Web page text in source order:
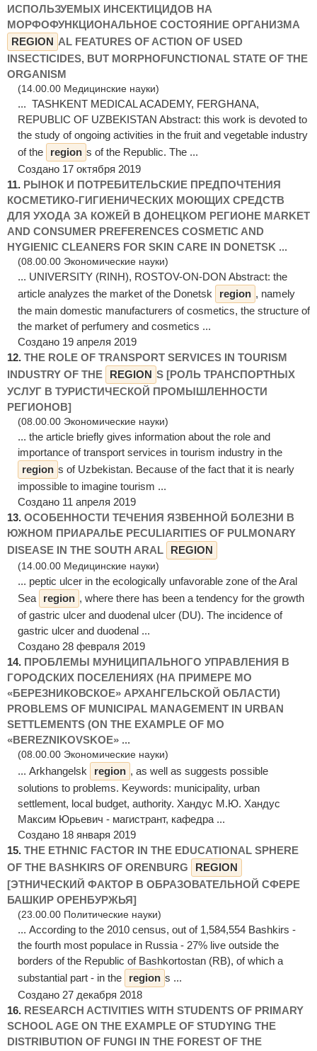
ИСПОЛЬЗУЕМЫХ ИНСЕКТИЦИДОВ НА
МОРФОФУНКЦИОНАЛЬНОЕ СОСТОЯНИЕ ОРГАНИЗМА
REGION AL FEATURES OF ACTION OF USED
INSECTICIDES, BUT MORPHOFUNCTIONAL STATE OF THE
ORGANISM
(14.00.00 Медицинские науки)
... TASHKENT MEDICAL ACADEMY, FERGHANA,
REPUBLIC OF UZBEKISTAN Abstract: this work is devoted to
the study of ongoing activities in the fruit and vegetable industry
of the
region s of the Republic. The ...
Создано 17 октября 2019
11. РЫНОК И ПОТРЕБИТЕЛЬСКИЕ ПРЕДПОЧТЕНИЯ
КОСМЕТИКО-ГИГИЕНИЧЕСКИХ МОЮЩИХ СРЕДСТВ
ДЛЯ УХОДА ЗА КОЖЕЙ В ДОНЕЦКОМ РЕГИОНЕ MARKET
AND CONSUMER PREFERENCES COSMETIC AND
HYGIENIC CLEANERS FOR SKIN CARE IN DONETSK ...
(08.00.00 Экономические науки)
... UNIVERSITY (RINH), ROSTOV-ON-DON Abstract: the
article analyzes the market of the Donetsk
region , namely
the main domestic manufacturers of cosmetics, the structure of
the market of perfumery and cosmetics ...
Создано 19 апреля 2019
12. THE ROLE OF TRANSPORT SERVICES IN TOURISM
INDUSTRY OF THE
REGION S [РОЛЬ ТРАНСПОРТНЫХ
УСЛУГ В ТУРИСТИЧЕСКОЙ ПРОМЫШЛЕННОСТИ
РЕГИОНОВ]
(08.00.00 Экономические науки)
... the article briefly gives information about the role and
importance of transport services in tourism industry in the
region s of Uzbekistan. Because of the fact that it is nearly
impossible to imagine tourism ...
Создано 11 апреля 2019
13. ОСОБЕННОСТИ ТЕЧЕНИЯ ЯЗВЕННОЙ БОЛЕЗНИ В
ЮЖНОМ ПРИАРАЛЬЕ PECULIARITIES OF PULMONARY
DISEASE IN THE SOUTH ARAL
REGION
(14.00.00 Медицинские науки)
... peptic ulcer in the ecologically unfavorable zone of the Aral
Sea
region , where there has been a tendency for the growth
of gastric ulcer and duodenal ulcer (DU). The incidence of
gastric ulcer and duodenal ...
Создано 28 февраля 2019
14. ПРОБЛЕМЫ МУНИЦИПАЛЬНОГО УПРАВЛЕНИЯ В
ГОРОДСКИХ ПОСЕЛЕНИЯХ (НА ПРИМЕРЕ МО
«БЕРЕЗНИКОВСКОЕ» АРХАНГЕЛЬСКОЙ ОБЛАСТИ)
PROBLEMS OF MUNICIPAL MANAGEMENT IN URBAN
SETTLEMENTS (ON THE EXAMPLE OF MO
«BEREZNIKOVSKOE» ...
(08.00.00 Экономические науки)
... Arkhangelsk region , as well as suggests possible
solutions to problems. Keywords: municipality, urban
settlement, local budget, authority. Хандус М.Ю. Хандус
Максим Юрьевич - магистрант, кафедра ...
Создано 18 января 2019
15. THE ETHNIC FACTOR IN THE EDUCATIONAL SPHERE
OF THE BASHKIRS OF ORENBURG
REGION
[ЭТНИЧЕСКИЙ ФАКТОР В ОБРАЗОВАТЕЛЬНОЙ СФЕРЕ
БАШКИР ОРЕНБУРЖЬЯ]
(23.00.00 Политические науки)
... According to the 2010 census, out of 1,584,554 Bashkirs -
the fourth most populace in Russia - 27% live outside the
borders of the Republic of Bashkortostan (RB), of which a
substantial part - in the
region s ...
Создано 27 декабря 2018
16. RESEARCH ACTIVITIES WITH STUDENTS OF PRIMARY
SCHOOL AGE ON THE EXAMPLE OF STUDYING THE
DISTRIBUTION OF FUNGI IN THE FOREST OF THE